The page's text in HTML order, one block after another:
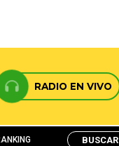
RADIO EN VIVO
BUSCAR